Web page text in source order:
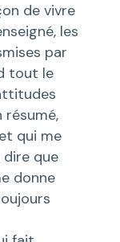
de vivre
les
par
tout le
résumé,
qui me
que
donne